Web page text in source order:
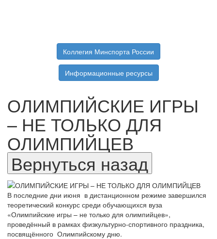
Коллегия Минспорта России
Информационные ресурсы
ОЛИМПИЙСКИЕ ИГРЫ
– НЕ ТОЛЬКО ДЛЯ
ОЛИМПИЙЦЕВ
В последние дни июня в дистанционном режиме завершился
теоретический конкурс среди обучающихся вуза
«Олимпийские игры – не только для олимпийцев»,
проведённый в рамках физкультурно-спортивного праздника,
посвящённого Олимпийскому дню.